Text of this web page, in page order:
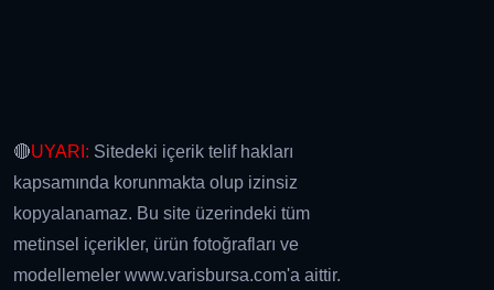
🔴UYARI: Sitedeki içerik telif hakları
kapsamında korunmakta olup izinsiz
kopyalanamaz. Bu site üzerindeki tüm
metinsel içerikler, ürün fotoğrafları ve
modellemeler www.varisbursa.com'a aittir.